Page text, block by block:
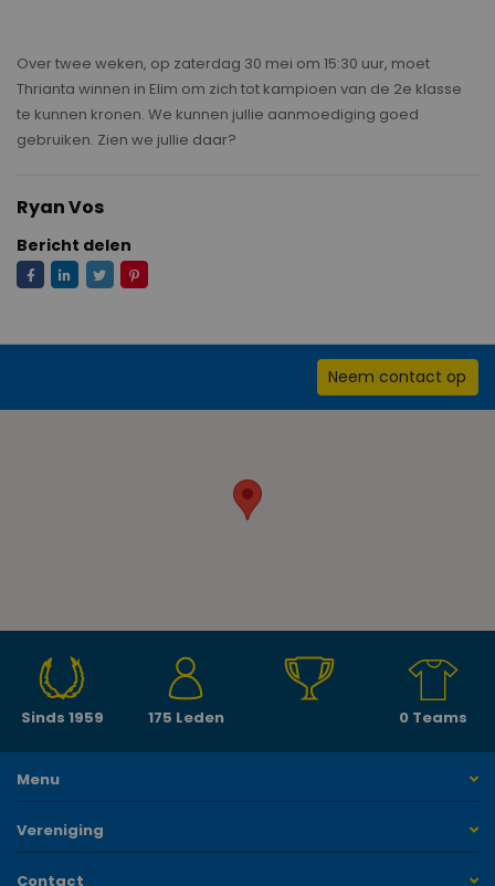
Over twee weken, op zaterdag 30 mei om 15:30 uur, moet
Thrianta winnen in Elim om zich tot kampioen van de 2e klasse
te kunnen kronen. We kunnen jullie aanmoediging goed
gebruiken. Zien we jullie daar?
Ryan Vos
Bericht delen
Neem contact op
Sinds 1959 175 Leden 0 Teams
Menu
Vereniging
Contact